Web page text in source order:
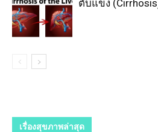
ตับแข็ง
เรื่องสุขภาพล่าสุด